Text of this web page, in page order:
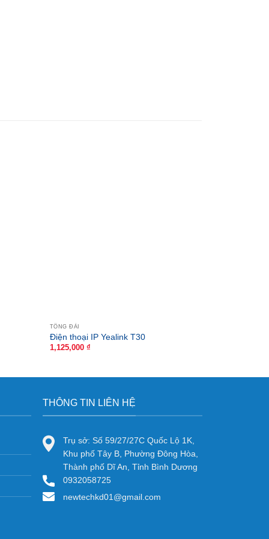
TỔNG ĐÀI
Điện thoại IP Yealink T30
1,125,000 ₫
THÔNG TIN LIÊN HỆ
Trụ sở: Số 59/27/27C Quốc Lộ 1K,
Khu phố Tây B, Phường Đông Hòa,
Thành phố Dĩ An, Tỉnh Bình Dương
0932058725
newtechkd01@gmail.com